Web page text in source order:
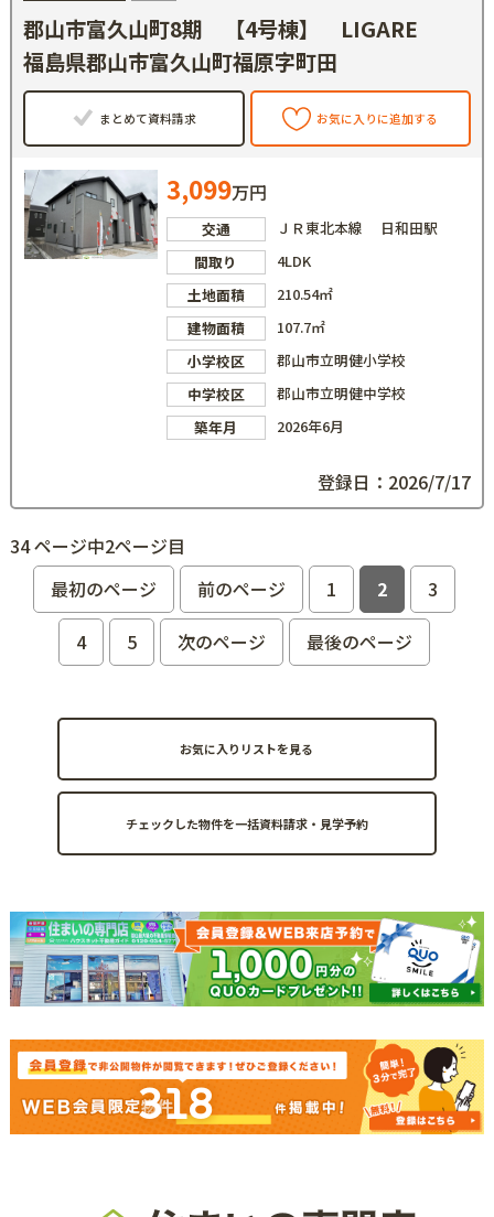
郡山市富久山町8期 【4号棟】 LIGARE
福島県郡山市富久山町福原字町田
まとめて資料請求 お気に入りに追加する
3,099万円
交通
ＪＲ東北本線 日和田駅
間取り
4LDK
土地面積
210.54㎡
建物面積
107.7㎡
小学校区
郡山市立明健小学校
中学校区
郡山市立明健中学校
築年月
2026年6月
登録日：2026/7/17
34 ページ中2ページ目
最初のページ
前のページ 1 2
3
4
5 次のページ 最後のページ
お気に入りリストを見る
318